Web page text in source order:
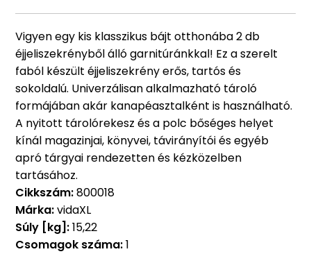
Vigyen egy kis klasszikus bájt otthonába 2 db
éjjeliszekrényből álló garnitúránkkal! Ez a szerelt
faból készült éjjeliszekrény erős, tartós és
sokoldalú. Univerzálisan alkalmazható tároló
formájában akár kanapéasztalként is használható.
A nyitott tárolórekesz és a polc bőséges helyet
kínál magazinjai, könyvei, távirányítói és egyéb
apró tárgyai rendezetten és kézközelben
tartásához.
Cikkszám:800018
Márka:vidaXL
Súly [kg]:15,22
Csomagok száma:1